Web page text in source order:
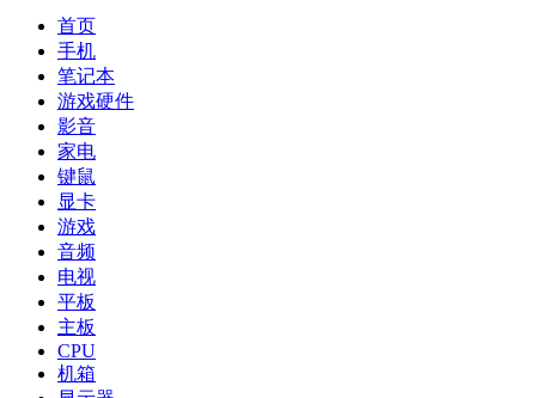
首页
手机
笔记本
游戏硬件
影音
家电
键鼠
显卡
游戏
音频
电视
平板
主板
CPU
机箱